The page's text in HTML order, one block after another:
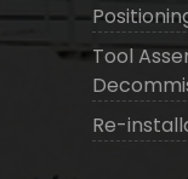
Tool
Re-